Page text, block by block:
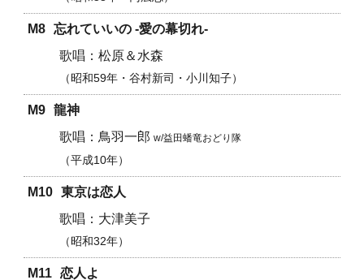
M8 忘れていいの -愛の幕切れ-
松原＆水森
昭和59年・谷村新司・小川知子
M9 龍神
鳥羽一郎w/益田蟠竜おどり隊
平成10年
M10 東京は恋人
大津美子
昭和32年
M11 恋人よ